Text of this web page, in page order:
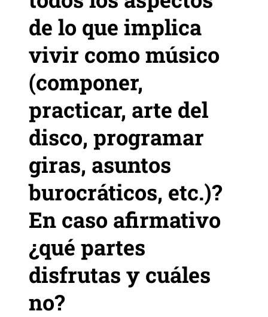
de lo que implica
vivir como músico
(componer,
practicar, arte del
disco, programar
giras, asuntos
burocráticos, etc.)?
En caso afirmativo
¿qué partes
disfrutas y cuáles
no?